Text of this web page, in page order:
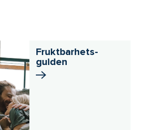
Fruktbarhets­
guiden